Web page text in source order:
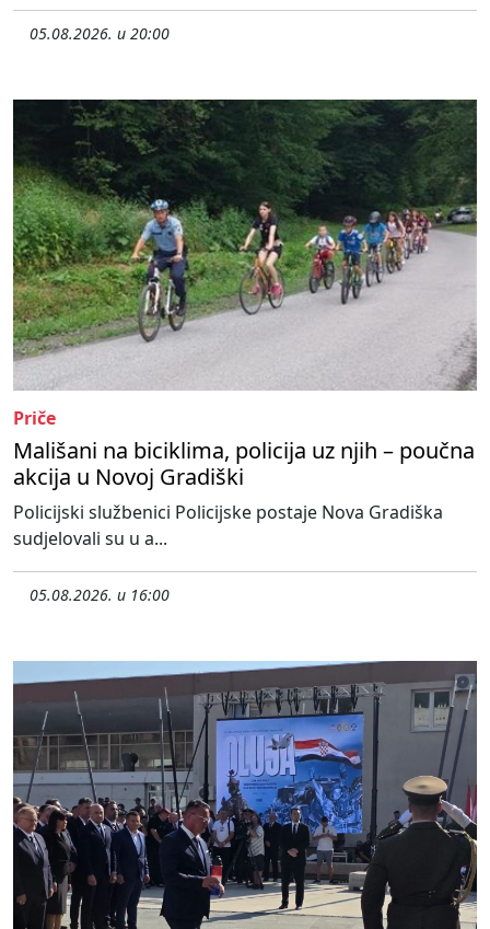
05.08.2026. u 20:00
Priče
Mališani na biciklima, policija uz njih – poučna
akcija u Novoj Gradiški
Policijski službenici Policijske postaje Nova Gradiška
sudjelovali su u a...
05.08.2026. u 16:00